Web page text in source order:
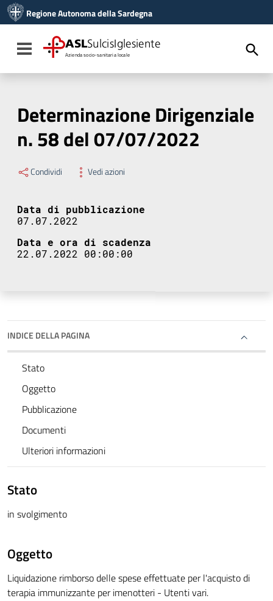
Vai al menu di navigazione
Vai al footer
Regione Autonoma della Sardegna
Toggle navigation
ASLSulcisIglesiente
Azienda socio-sanitaria locale
Determinazione Dirigenziale
n. 58 del 07/07/2022
Condividi Vedi azioni
Data di pubblicazione
07.07.2022
Data e ora di scadenza
22.07.2022 00:00:00
INDICE DELLA PAGINA
Stato
Oggetto
Pubblicazione
Documenti
Ulteriori informazioni
Stato
in svolgimento
Oggetto
Liquidazione rimborso delle spese effettuate per l'acquisto di
terapia immunizzante per imenotteri - Utenti vari.